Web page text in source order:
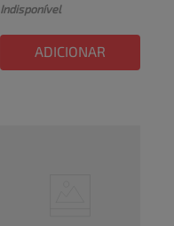
Indisponível
ADICIONAR